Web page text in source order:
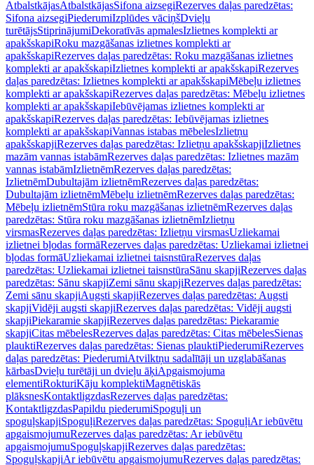
AtbalstkājasAtbalstkājasSifona aizsegiRezerves daļas paredzētas:
Sifona aizsegiPiederumiIzplūdes vāciņšDvieļu
turētājsStiprinājumiDekoratīvās apmalesIzlietnes komplekti ar
apakšskapiRoku mazgāšanas izlietnes komplekti ar
apakšskapiRezerves daļas paredzētas: Roku mazgāšanas izlietnes
komplekti ar apakšskapiIzlietnes komplekti ar apakšskapiRezerves
daļas paredzētas: Izlietnes komplekti ar apakšskapiMēbeļu izlietnes
komplekti ar apakšskapiRezerves daļas paredzētas: Mēbeļu izlietnes
komplekti ar apakšskapiIebūvējamas izlietnes komplekti ar
apakšskapiRezerves daļas paredzētas: Iebūvējamas izlietnes
komplekti ar apakšskapiVannas istabas mēbelesIzlietņu
apakšskapjiRezerves daļas paredzētas: Izlietņu apakšskapjiIzlietnes
mazām vannas istabāmRezerves daļas paredzētas: Izlietnes mazām
vannas istabāmIzlietnēmRezerves daļas paredzētas:
IzlietnēmDubultajām izlietnēmRezerves daļas paredzētas:
Dubultajām izlietnēmMēbeļu izlietnēmRezerves daļas paredzētas:
Mēbeļu izlietnēmStūra roku mazgāšanas izlietnēmRezerves daļas
paredzētas: Stūra roku mazgāšanas izlietnēmIzlietņu
virsmasRezerves daļas paredzētas: Izlietņu virsmasUzliekamai
izlietnei bļodas formāRezerves daļas paredzētas: Uzliekamai izlietnei
bļodas formāUzliekamai izlietnei taisnstūraRezerves daļas
paredzētas: Uzliekamai izlietnei taisnstūraSānu skapjiRezerves daļas
paredzētas: Sānu skapjiZemi sānu skapjiRezerves daļas paredzētas:
Zemi sānu skapjiAugsti skapjiRezerves daļas paredzētas: Augsti
skapjiVidēji augsti skapjiRezerves daļas paredzētas: Vidēji augsti
skapjiPiekaramie skapjiRezerves daļas paredzētas: Piekaramie
skapjiCitas mēbelesRezerves daļas paredzētas: Citas mēbelesSienas
plauktiRezerves daļas paredzētas: Sienas plauktiPiederumiRezerves
daļas paredzētas: PiederumiAtvilktņu sadalītāji un uzglabāšanas
kārbasDvieļu turētāji un dvieļu āķiApgaismojuma
elementiRokturiKāju komplektiMagnētiskās
plāksnesKontaktligzdasRezerves daļas paredzētas:
KontaktligzdasPapildu piederumiSpoguļi un
spoguļskapjiSpoguļiRezerves daļas paredzētas: SpoguļiAr iebūvētu
apgaismojumuRezerves daļas paredzētas: Ar iebūvētu
apgaismojumuSpoguļskapjiRezerves daļas paredzētas:
SpoguļskapjiAr iebūvētu apgaismojumuRezerves daļas paredzētas: